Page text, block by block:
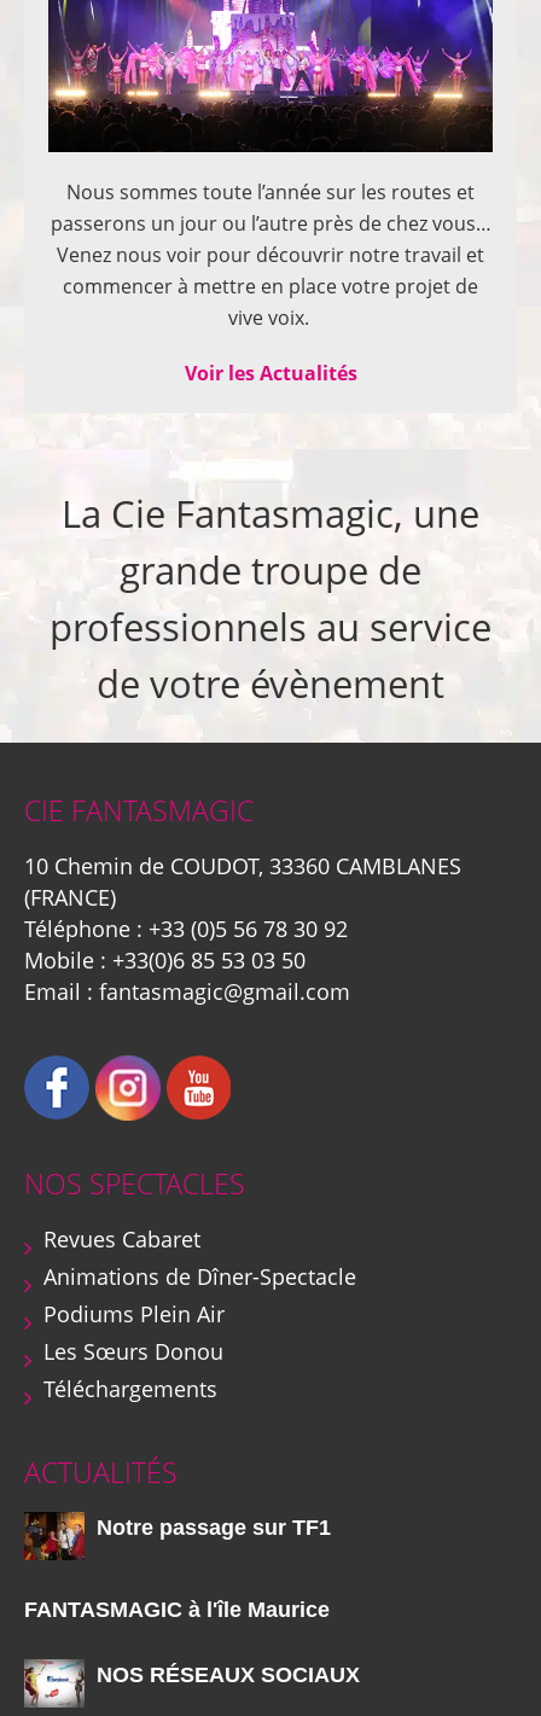
Nous sommes toute l’année sur les routes et
passerons un jour ou l’autre près de chez vous…
Venez nous voir pour découvrir notre travail et
commencer à mettre en place votre projet de
vive voix.
Voir les Actualités
La Cie Fantasmagic, une
grande troupe de
professionnels au service
de votre évènement
CIE FANTASMAGIC
10 Chemin de COUDOT, 33360 CAMBLANES
(FRANCE)
Téléphone : +33 (0)5 56 78 30 92
Mobile : +33(0)6 85 53 03 50
Email : fantasmagic@gmail.com
NOS SPECTACLES
Revues Cabaret
Animations de Dîner-Spectacle
Podiums Plein Air
Les Sœurs Donou
Téléchargements
ACTUALITÉS
Notre passage sur TF1
FANTASMAGIC à l'île Maurice
NOS RÉSEAUX SOCIAUX